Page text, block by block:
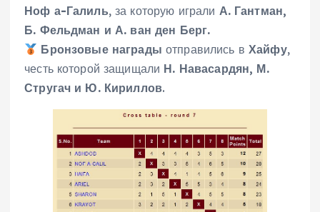
Ноф а-Галиль, за которую играли А. Гантман,
Б. Фельдман и А. ван ден Берг.
Бронзовые награды отправились в Хайфу,
честь которой защищали Н. Навасардян, М.
Стругач и Ю. Кириллов.